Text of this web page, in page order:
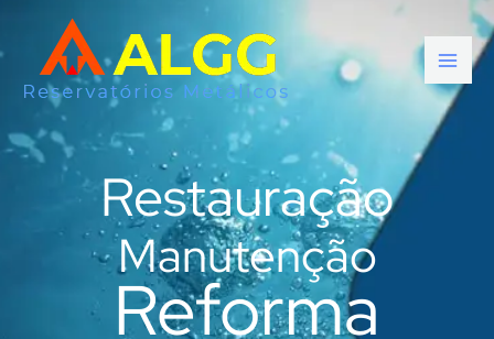
o
conteúdo
Restauração
Manutenção
Reforma